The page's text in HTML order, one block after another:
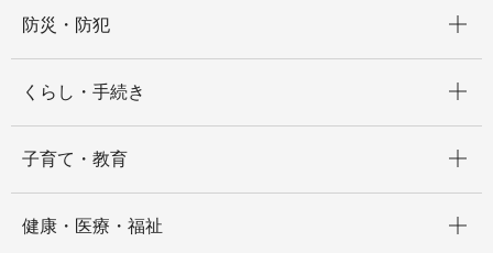
防災・防犯
くらし・手続き
子育て・教育
健康・医療・福祉